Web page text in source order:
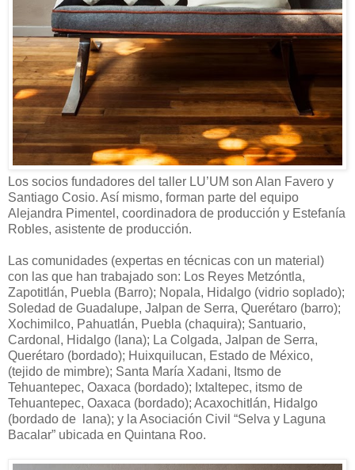
Los socios fundadores del taller LU’UM son Alan Favero y
Santiago Cosio. Así mismo, forman parte del equipo
Alejandra Pimentel, coordinadora de producción y Estefanía
Robles, asistente de producción.
Las comunidades (expertas en técnicas con un material)
con las que han trabajado son: Los Reyes Metzóntla,
Zapotitlán, Puebla (Barro); Nopala, Hidalgo (vidrio soplado);
Soledad de Guadalupe, Jalpan de Serra, Querétaro (barro);
Xochimilco, Pahuatlán, Puebla (chaquira); Santuario,
Cardonal, Hidalgo (lana); La Colgada, Jalpan de Serra,
Querétaro (bordado); Huixquilucan, Estado de México,
(tejido de mimbre); Santa María Xadani, Itsmo de
Tehuantepec, Oaxaca (bordado); Ixtaltepec, itsmo de
Tehuantepec, Oaxaca (bordado); Acaxochitlán, Hidalgo
(bordado de lana); y la Asociación Civil “Selva y Laguna
Bacalar” ubicada en Quintana Roo.